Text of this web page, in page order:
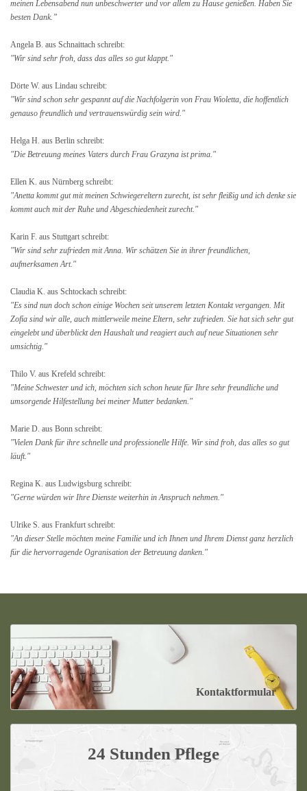
meinen Lebensabend nun unbeschwerter und vor allem zu Hause genießen. Haben Sie
besten Dank.”
Angela B. aus Schnaittach schreibt:
"Wir sind sehr froh, dass das alles so gut klappt."
Dörte W. aus Lindau schreibt:
"Wir sind schon sehr gespannt auf die Nachfolgerin von Frau Wioletta, die hoffentlich
genauso freundlich und vertrauenswürdig sein wird."
Helga H. aus Berlin schreibt:
"Die Betreuung meines Vaters durch Frau Grazyna ist prima."
Ellen K. aus Nürnberg schreibt:
"Anetta kommt gut mit meinen Schwiegereltern zurecht, ist sehr fleißig und ich denke sie
kommt auch mit der Ruhe und Abgeschiedenheit zurecht."
Karin F. aus Stuttgart schreibt:
"Wir sind sehr zufrieden mit Anna. Wir schätzen Sie in ihrer freundlichen,
aufmerksamen Art."
Claudia K. aus Schtockach schreibt:
"Es sind nun doch schon einige Wochen seit unserem letzten Kontakt vergangen. Mit
Zofia sind wir alle, auch mittlerweile meine Eltern, sehr zufrieden. Sie hat sich sehr gut
eingelebt und überblickt den Haushalt und reagiert auch auf neue Situationen sehr
umsichtig."
Thilo V. aus Krefeld schreibt:
"Meine Schwester und ich, möchten sich schon heute für Ihre sehr freundliche und
umsorgende Hilfestellung bei meiner Mutter bedanken."
Marie D. aus Bonn schreibt:
"Vielen Dank für ihre schnelle und professionelle Hilfe. Wir sind froh, das alles so gut
läuft."
Regina K. aus Ludwigsburg schreibt:
"Gerne würden wir Ihre Dienste weiterhin in Anspruch nehmen."
Ulrike S. aus Frankfurt schreibt:
"An dieser Stelle möchten meine Familie und ich Ihnen und Ihrem Dienst ganz herzlich
für die hervorragende Ogranisation der Betreuung danken."
Kontaktformular
24 Stunden Pflege